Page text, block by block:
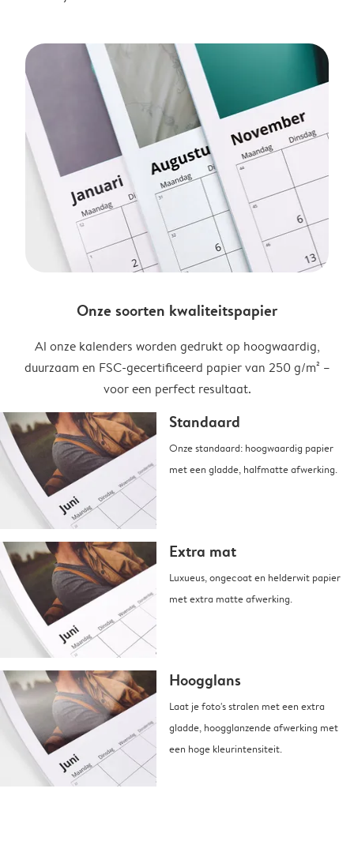
Onze soorten kwaliteitspapier
Al onze kalenders worden gedrukt op hoogwaardig,
duurzaam en FSC-gecertificeerd papier van 250 g/m² –
voor een perfect resultaat.
Standaard
Onze standaard: hoogwaardig papier
met een gladde, halfmatte afwerking.
Extra mat
Luxueus, ongecoat en helderwit papier
met extra matte afwerking.
Hoogglans
Laat je foto's stralen met een extra
gladde, hoogglanzende afwerking met
een hoge kleurintensiteit.